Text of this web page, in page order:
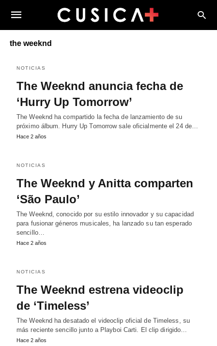
the weeknd
NOTICIAS
The Weeknd anuncia fecha de
‘Hurry Up Tomorrow’
The Weeknd ha compartido la fecha de lanzamiento de su
próximo álbum. Hurry Up Tomorrow sale oficialmente el 24 de…
Hace 2 años
NOTICIAS
The Weeknd y Anitta comparten
‘São Paulo’
The Weeknd, conocido por su estilo innovador y su capacidad
para fusionar géneros musicales, ha lanzado su tan esperado
sencillo…
Hace 2 años
NOTICIAS
The Weeknd estrena videoclip
de ‘Timeless’
The Weeknd ha desatado el videoclip oficial de Timeless, su
más reciente sencillo junto a Playboi Carti. El clip dirigido…
Hace 2 años